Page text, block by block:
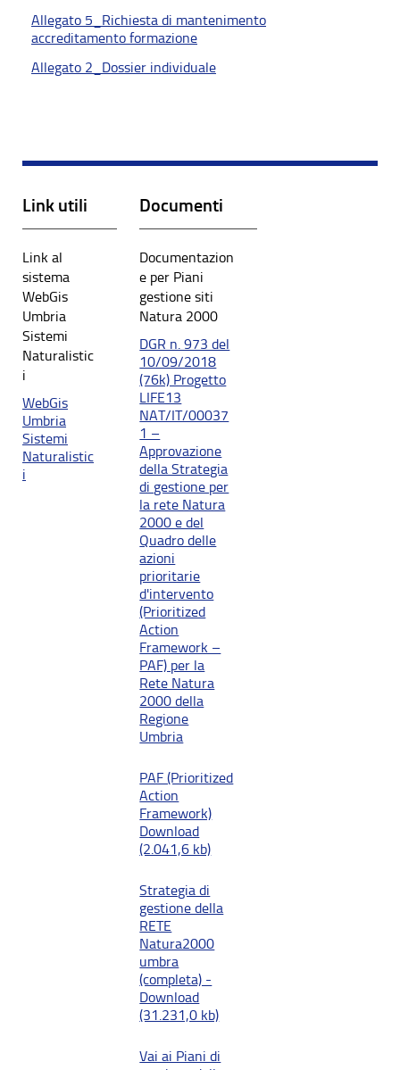
Allegato 5_Richiesta di mantenimento
accreditamento formazione
Allegato 2_Dossier individuale
Link utili
Link al
sistema
WebGis
Umbria
Sistemi
Naturalistic
i
WebGis
Umbria
Sistemi
Naturalistic
i
Documenti
Documentazion
e per Piani
gestione siti
Natura 2000
DGR n. 973 del
10/09/2018
(76k) Progetto
LIFE13
NAT/IT/00037
1 –
Approvazione
della Strategia
di gestione per
la rete Natura
2000 e del
Quadro delle
azioni
prioritarie
d'intervento
(Prioritized
Action
Framework –
PAF) per la
Rete Natura
2000 della
Regione
Umbria
PAF (Prioritized
Action
Framework)
Download
(2.041,6 kb)
Strategia di
gestione della
RETE
Natura2000
umbra
(completa) -
Download
(31.231,0 kb)
Vai ai Piani di